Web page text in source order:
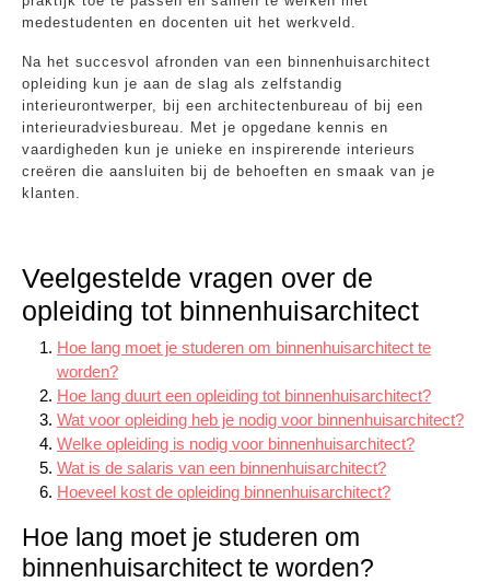
medestudenten en docenten uit het werkveld.
Na het succesvol afronden van een binnenhuisarchitect
opleiding kun je aan de slag als zelfstandig
interieurontwerper, bij een architectenbureau of bij een
interieuradviesbureau. Met je opgedane kennis en
vaardigheden kun je unieke en inspirerende interieurs
creëren die aansluiten bij de behoeften en smaak van je
klanten.
Veelgestelde vragen over de
opleiding tot binnenhuisarchitect
Hoe lang moet je studeren om binnenhuisarchitect te
worden?
Hoe lang duurt een opleiding tot binnenhuisarchitect?
Wat voor opleiding heb je nodig voor binnenhuisarchitect?
Welke opleiding is nodig voor binnenhuisarchitect?
Wat is de salaris van een binnenhuisarchitect?
Hoeveel kost de opleiding binnenhuisarchitect?
Hoe lang moet je studeren om
binnenhuisarchitect te worden?